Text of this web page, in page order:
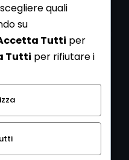
di archeologia realizzata
iscriviti alla nostra
dichiara di aver letto
al trattamento
quali
su
Tutti per
Tutti per rifiutare i